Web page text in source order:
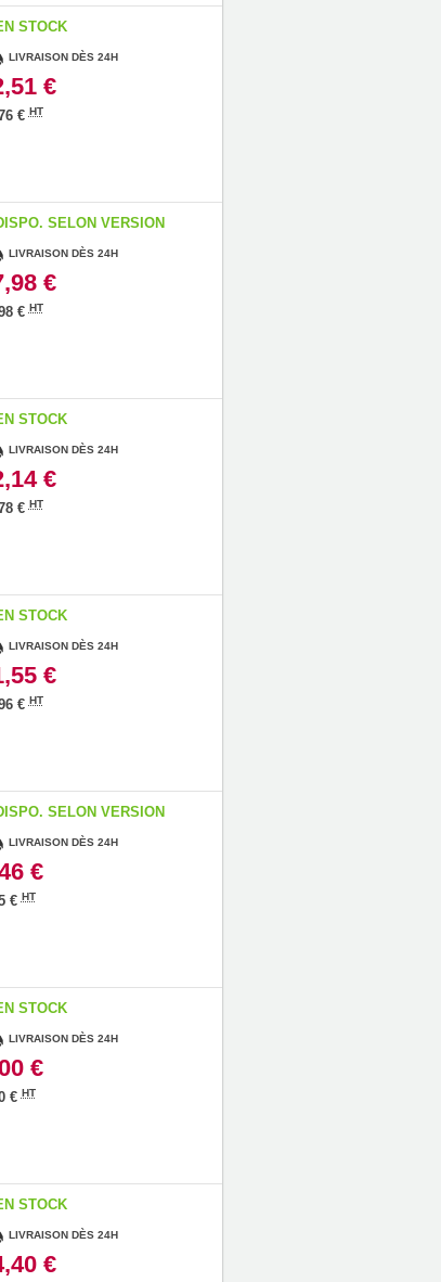
STOCK
LIVRAISON DÈS 24H
€
€HT
SELON VERSION
LIVRAISON DÈS 24H
€
€HT
STOCK
LIVRAISON DÈS 24H
€
€HT
STOCK
LIVRAISON DÈS 24H
€
€HT
SELON VERSION
LIVRAISON DÈS 24H
€
€HT
STOCK
LIVRAISON DÈS 24H
€
€HT
STOCK
LIVRAISON DÈS 24H
€